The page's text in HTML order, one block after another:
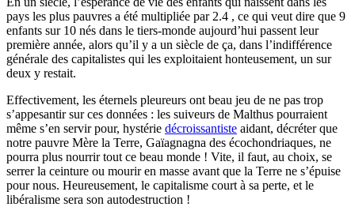
pays les plus pauvres a été multipliée par 2.4 , ce qui veut dire que 9
enfants sur 10 nés dans le tiers-monde aujourd’hui passent leur
première année, alors qu’il y a un siècle de ça, dans l’indifférence
générale des capitalistes qui les exploitaient honteusement, un sur
deux y restait.
Effectivement, les éternels pleureurs ont beau jeu de ne pas trop
s’appesantir sur ces données : les suiveurs de Malthus pourraient
même s’en servir pour, hystérie décroissantiste aidant, décréter que
notre pauvre Mère la Terre, Gaïagnagna des écochondriaques, ne
pourra plus nourrir tout ce beau monde ! Vite, il faut, au choix, se
serrer la ceinture ou mourir en masse avant que la Terre ne s’épuise
pour nous. Heureusement, le capitalisme court à sa perte, et le
libéralisme sera son autodestruction !